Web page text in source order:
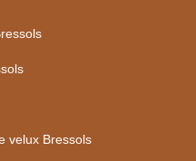
velux Bressols